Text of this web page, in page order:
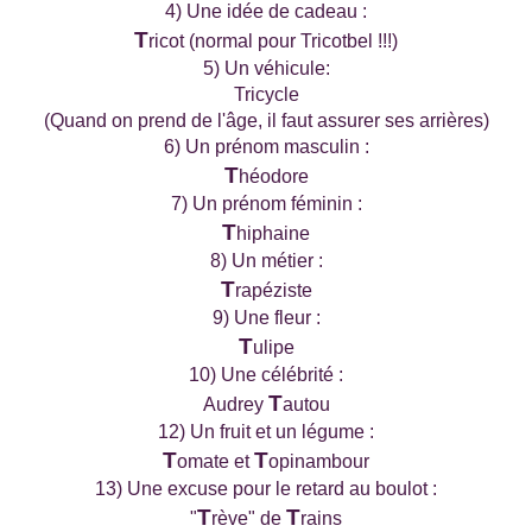
4) Une idée de cadeau :
Tricot (normal pour Tricotbel !!!)
5) Un véhicule:
Tricycle
(Quand on prend de l'âge, il faut assurer ses arrières)
6) Un prénom masculin :
Théodore
7) Un prénom féminin :
Thiphaine
8) Un métier :
Trapéziste
9) Une fleur :
Tulipe
10) Une célébrité :
Audrey Tautou
12) Un fruit et un légume :
Tomate etTopinambour
13) Une excuse pour le retard au boulot :
"Trève" de Trains